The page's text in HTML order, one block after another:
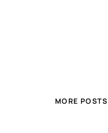
MORE POSTS